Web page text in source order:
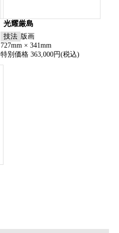
光耀厳島
技法 版画
727mm × 341mm
特別価格 363,000円(税込)